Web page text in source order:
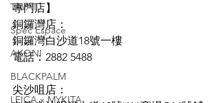
TAVAT
Spec Espace
AKONI
BLACKPALM
LEICA x MYKITA
專門店】
銅鑼灣店：
銅鑼灣白沙道18號一樓
電話：2882 5488
尖沙咀店：